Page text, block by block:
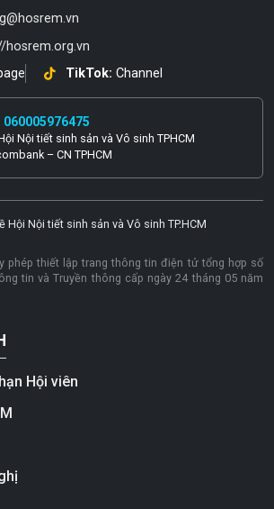
hosrem.org.vn
TikTok: Channel
060005976475
Nội tiết sinh sản và Vô sinh TPHCM
– CN TPHCM
Hội Nội tiết sinh sản và Vô sinh TP.HCM
phép thiết lập trang thông tin điện tử tổng hợp số
tin và Truyền thông cấp ngày 24 tháng 05 năm
Hội viên